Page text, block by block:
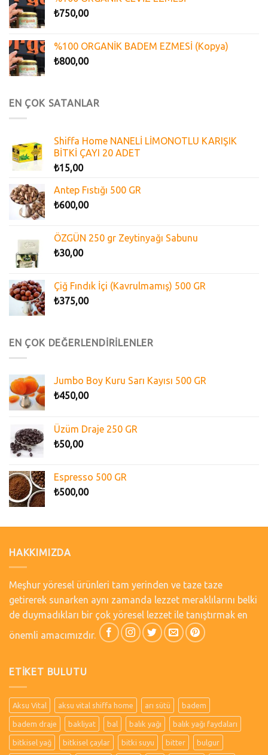
₺750,00
%100 ORGANİK BADEM EZMESİ (Kopya)
₺800,00
EN ÇOK SATANLAR
Shiffa Home NANELİ LİMONOTLU KARIŞIK
BİTKİ ÇAYI 20 ADET
₺15,00
Antep Fıstığı 500 GR
₺600,00
ÖZGÜN 250 gr Zeytinyağı Sabunu
₺30,00
Çiğ Fındık İçi (Kavrulmamış) 500 GR
₺375,00
EN ÇOK DEĞERLENDİRİLENLER
Jumbo Boy Kuru Sarı Kayısı 500 GR
₺450,00
Üzüm Draje 250 GR
₺50,00
Espresso 500 GR
₺500,00
HAKKIMIZDA
Meşhur yöresel ürünleri tam yerinden ve taze taze
getirerek sunarken aynı zamanda lezzet meraklılarını belki
de duymadıkları bir çok yöresel lezzet ile tanıştırmak en
önemli amacımızdır.
ETIKET BULUTU
Aksu Vital aksu vital shiffa home arı sütü badem
badem draje bakliyat bal balık yağı balık yağı faydaları
bitkisel yağ bitkisel çaylar bitki suyu bitter bulgur